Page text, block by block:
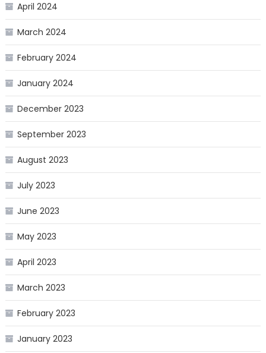
April 2024
March 2024
February 2024
January 2024
December 2023
September 2023
August 2023
July 2023
June 2023
May 2023
April 2023
March 2023
February 2023
January 2023